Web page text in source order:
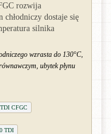
rozwija
chłodniczy dostaje się
silnika
wzrasta do 130°C,
ubytek płynu
TDI CFGC
TDI